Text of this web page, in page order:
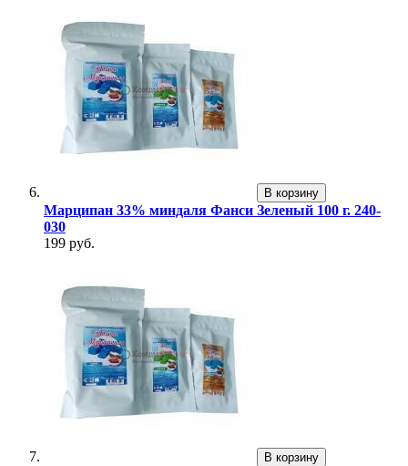
В корзину
Марципан 33% миндаля Фанси Зеленый 100 г. 240-
030
199 руб.
В корзину